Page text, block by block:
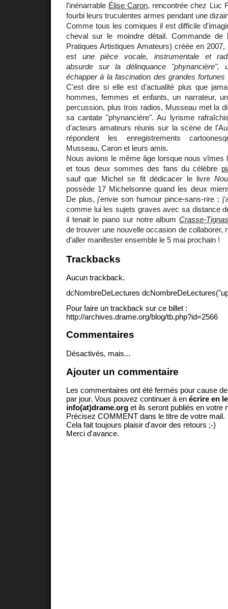
l'inénarrable Élise Caron, rencontrée chez Luc
fourbi leurs truculentes armes pendant une
Comme tous les comiques il est difficile
cheval sur le moindre détail. Commande de
Pratiques Artistiques Amateurs) créée en 2007,
est une pièce vocale, instrumentale et
absurde sur la délinquance "phynancière",
échapper à la fascination des grandes fortunes
C'est dire si elle est d'actualité plus que
hommes, femmes et enfants, un narrateur,
percussion, plus trois radios, Musseau met la
sa cantate "phynancière". Au lyrisme
d'acteurs amateurs réunis sur la scène de
répondent les enregistrements
Musseau, Caron et leurs amis.
Nous avions le même âge lorsque nous vîmes
et tous deux sommes des fans du célèbre
sauf que Michel se fit dédicacer le livre
possède 17 Michelsonne quand les deux
De plus, j'envie son humour pince-sans-rire ;
comme lui les sujets graves avec sa distance
il tenait le piano sur notre albumCrasse-
de trouver une nouvelle occasion de collaborer,
d'aller manifester ensemble le 5 mai prochain !
Trackbacks
Aucun trackback.
dcNombreDeLectures
Pour faire un trackback sur ce billet :
http://archives.drame.org/blog/tb.php?id=2566
Commentaires
Désactivés, mais...
Ajouter un commentaire
Les commentaires ont été fermés pour cause
par jour. Vous pouvez continuer à en écrire en
info(at)drame.org et ils seront publiés en votre
Précisez COMMENT dans le titre de votre mail.
Cela fait toujours plaisir d'avoir des retours ;-)
Merci d'avance.